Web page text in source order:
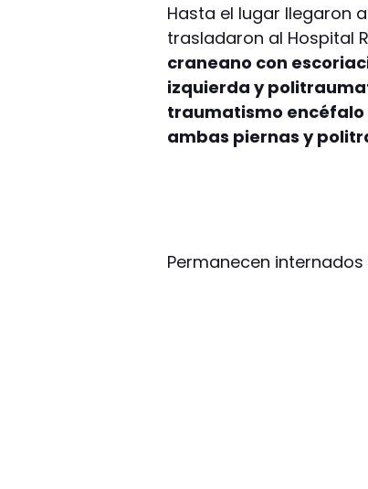
Hasta el lugar llegaron
trasladaron al Hospital
craneano con
izquierda y
traumatismo encéfalo
ambas piernas y
Permanecen